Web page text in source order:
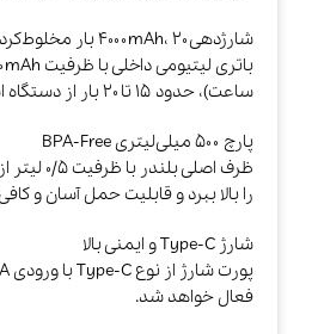
شارژدهی ۴۰۰۰mAh، ۲۰ بار مخلوط‌کردن
ساعت)، حدود ۱۵ تا ۲۰ بار از دستگاه استفاده کنید، برای باشگاه، سفر، پیک‌نیک و محل کار کافی است.​
پارچ ۵۰۰ میلی‌لیتری BPA‑Free
را بالا ببرد و قابلیت حمل آسان و
شارژ Type‑C و ایمنی بالا
فعال خواهد شد.​